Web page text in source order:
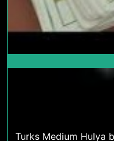
Turks Medium Hulya